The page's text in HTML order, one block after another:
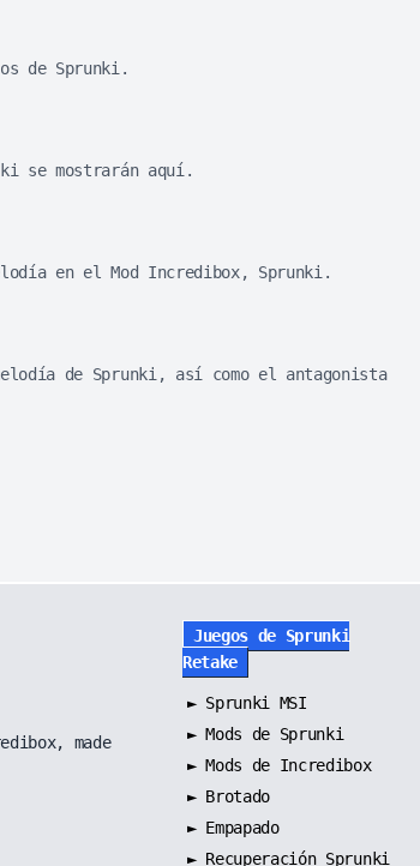
de Sprunki.
se mostrarán aquí.
en el Mod Incredibox, Sprunki.
de Sprunki, así como el antagonista
made
Juegos de Sprunki
Retake
► Sprunki MSI
►Mods de Sprunki
►Mods de Incredibox
► Brotado
► Empapado
► Recuperación Sprunki